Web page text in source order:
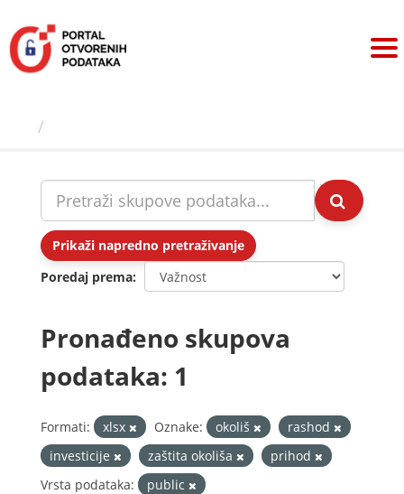
sadržaj
Prikaži napredno pretraživanje
Poredaj prema
Pronađeno skupova
podataka: 1
Formati: xlsx Oznake: okoliš
rashod
investicije
zaštita okoliša
prihod
Vrsta podataka:
public